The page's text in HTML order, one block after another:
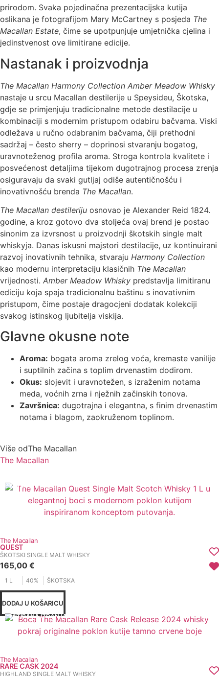
prirodom. Svaka pojedinačna prezentacijska kutija
oslikana je fotografijom Mary McCartney s posjeda The
Macallan Estate, čime se upotpunjuje umjetnička cjelina i
jedinstvenost ove limitirane edicije.
Nastanak i proizvodnja
The Macallan Harmony Collection Amber Meadow Whisky
nastaje u srcu Macallan destilerije u Speysideu, Škotska,
gdje se primjenjuju tradicionalne metode destilacije u
kombinaciji s modernim pristupom odabiru bačvama. Viski
odležava u ručno odabranim bačvama, čiji prethodni
sadržaj – često sherry – doprinosi stvaranju bogatog,
uravnoteženog profila aroma. Stroga kontrola kvalitete i
posvećenost detaljima tijekom dugotrajnog procesa zrenja
osiguravaju da svaki gutljaj odiše autentičnošću i
inovativnošću brenda The Macallan.
The Macallan destileriju osnovao je Alexander Reid 1824.
godine, a kroz gotovo dva stoljeća ovaj brend je postao
sinonim za izvrsnost u proizvodnji škotskih single malt
whiskyja. Danas iskusni majstori destilacije, uz kontinuirani
razvoj inovativnih tehnika, stvaraju Harmony Collection
kao modernu interpretaciju klasičnih The Macallan
vrijednosti. Amber Meadow Whisky predstavlja limitiranu
ediciju koja spaja tradicionalnu baštinu s inovativnim
pristupom, čime postaje dragocjeni dodatak kolekciji
svakog istinskog ljubitelja viskija.
Glavne okusne note
Aroma: bogata aroma zrelog voća, kremaste vanilije
i suptilnih začina s toplim drvenastim dodirom.
Okus: slojevit i uravnotežen, s izraženim notama
meda, voćnih zrna i nježnih začinskih tonova.
Završnica: dugotrajna i elegantna, s finim drvenastim
notama i blagom, zaokruženom toplinom.
Više odThe Macallan
The Macallan
LIMITIRANA IZDANJA
The Macallan
QUEST
ŠKOTSKI SINGLE MALT WHISKY
165,00 €
1 L 40% ŠKOTSKA
DODAJ U KOŠARICU
LIMITIRANA IZDANJA
The Macallan
RARE CASK 2024
HIGHLAND SINGLE MALT WHISKY